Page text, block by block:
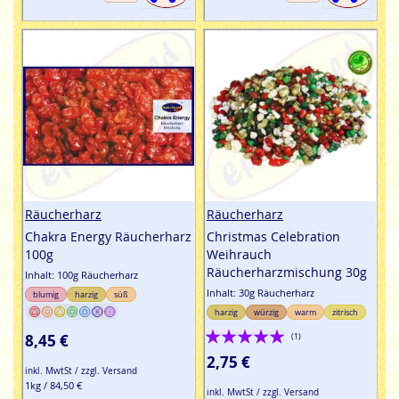
Räucherharz
Chakra Energy Räucherharz
100g
Inhalt: 100g Räucherharz
blumig harzig süß
8,45 €
inkl. MwtSt / zzgl. Versand
1kg / 84,50 €
Räucherharz
Christmas Celebration
Weihrauch
Räucherharzmischung 30g
Inhalt: 30g Räucherharz
harzig würzig warm zitrisch
Bewertung:
100%
(1)
2,75 €
inkl. MwtSt / zzgl. Versand